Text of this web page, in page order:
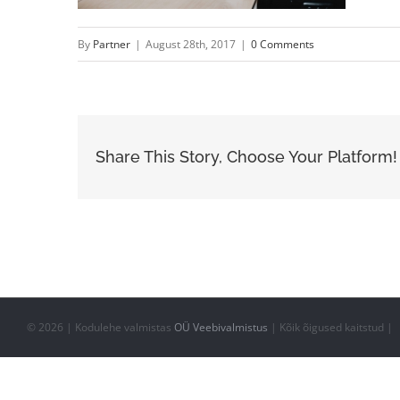
By Partner | August 28th, 2017 | 0 Comments
Share This Story, Choose Your Platform!
© 2026 | Kodulehe valmistas OÜ Veebivalmistus | Kõik õigused kaitstud |